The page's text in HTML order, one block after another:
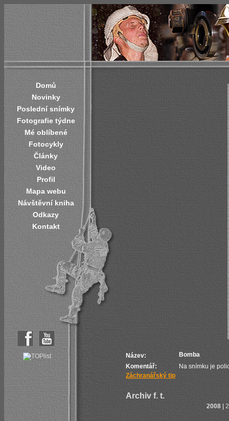
Domů
Novinky
Poslední snímky
Fotografie týdne
Mé oblíbené
Fotocykly
Články
Video
Profil
Mapa webu
Návštěvní kniha
Odkazy
Kontakt
Název:
Bomba
Komentář:
Na snímku je
Záchranářský tip
Archiv f. t.
2008